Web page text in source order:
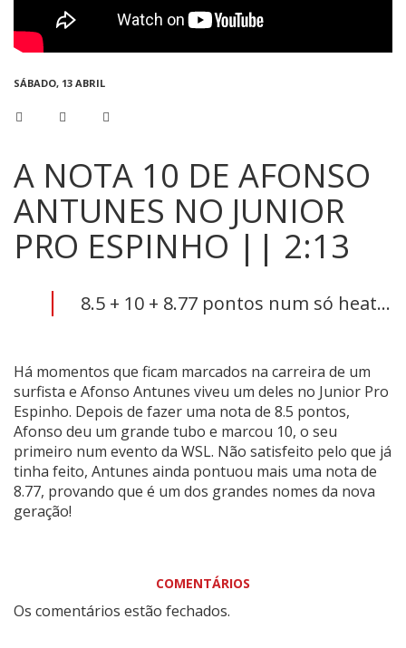
SÁBADO, 13 ABRIL
A NOTA 10 DE AFONSO
ANTUNES NO JUNIOR
PRO ESPINHO || 2:13
8.5 + 10 + 8.77 pontos num só heat...
Há momentos que ficam marcados na carreira de um
surfista e Afonso Antunes viveu um deles no Junior Pro
Espinho. Depois de fazer uma nota de 8.5 pontos,
Afonso deu um grande tubo e marcou 10, o seu
primeiro num evento da WSL. Não satisfeito pelo que já
tinha feito, Antunes ainda pontuou mais uma nota de
8.77, provando que é um dos grandes nomes da nova
geração!
COMENTÁRIOS
Os comentários estão fechados.